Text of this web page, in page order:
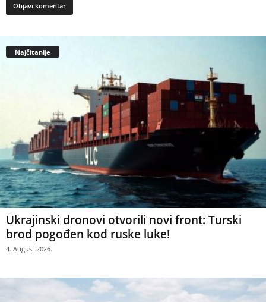
Najčitanije
Ukrajinski dronovi otvorili novi front: Turski
brod pogođen kod ruske luke!
4. August 2026.